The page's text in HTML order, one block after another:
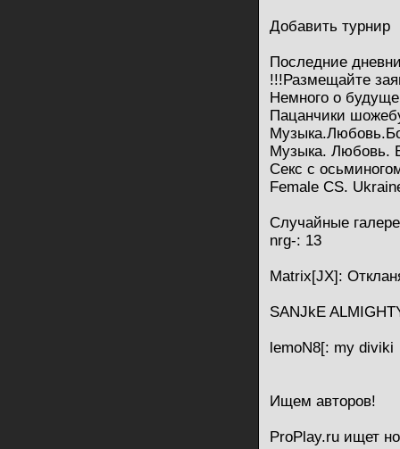
Добавить турнир
Последние
!!!Размещайте
Немного о
Пацанчики
Музыка. Любовь.
Секс с
Female CS.
Случайные
nrg-: 13
Matrix[JX]:
SANJkE
lemoN8[: my diviki
Ищем авторов!
ProPlay.ru ищет